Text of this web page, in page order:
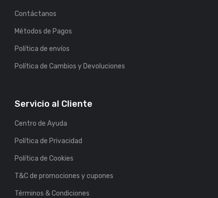
Contáctanos
Métodos de Pagos
Política de envíos
Política de Cambios y Devoluciones
Servicio al Cliente
Centro de Ayuda
Política de Privacidad
Política de Cookies
T&C de promociones y cupones
Términos & Condiciones